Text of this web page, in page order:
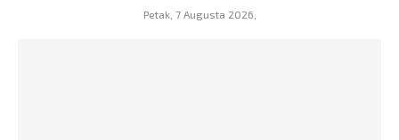
Petak, 7 Augusta 2026,